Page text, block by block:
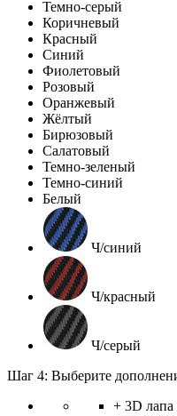
Темно-серый
Коричневый
Красный
Синий
Фиолетовый
Розовый
Оранжевый
Жёлтый
Бирюзовый
Салатовый
Темно-зеленый
Темно-синий
Белый
Ч/синий
Ч/красный
Ч/серый
Шаг 4: Выберите
+ 3D лапа